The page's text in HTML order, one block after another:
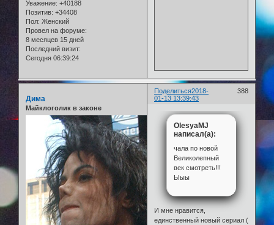
Уважение: +40188
Позитив: +34408
Пол: Женский
Провел на форуме:
8 месяцев 15 дней
Последний визит:
Сегодня 06:39:24
Поделиться 388
2018-
01-13 13:39:43
Дима
Майклоголик в законе
OlesyaMJ
написал(а):
чала по новой
Великолепный
век смотреть!!!
Ыыы
И мне нравится,
единственный новый сериал (